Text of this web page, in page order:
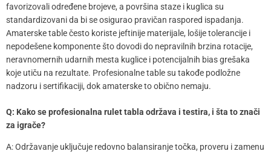
favorizovali određene brojeve, a površina staze i kuglica su
standardizovani da bi se osigurao pravičan raspored ispadanja.
Amaterske table često koriste jeftinije materijale, lošije tolerancije i
nepodešene komponente što dovodi do nepravilnih brzina rotacije,
neravnomernih udarnih mesta kuglice i potencijalnih bias grešaka
koje utiču na rezultate. Profesionalne table su takođe podložne
nadzoru i sertifikaciji, dok amaterske to obično nemaju.
Q: Kako se profesionalna rulet tabla održava i testira, i šta to znači
za igrače?
A: Održavanje uključuje redovno balansiranje točka, proveru i zamenu